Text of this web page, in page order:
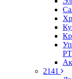
2141